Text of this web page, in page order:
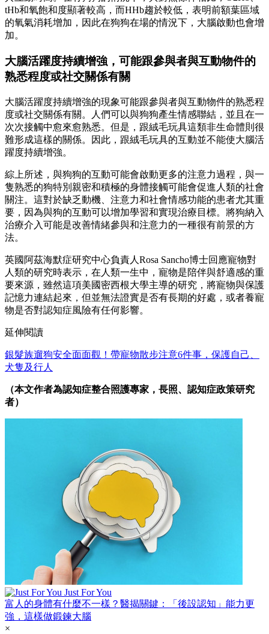
tHb和氧飽和度顯著較高，而HHb趨於較低，表明前額葉區域
的氧氣消耗增加，因此在狗狗在場的情況下，大腦啟動也會增
加。
大腦活躍度持續增強，可能跟參與者與互動物件的
熟悉程度或社交關係有關
大腦活躍度持續增強的現象可能跟參與者與互動物件的熟悉程
度或社交關係有關。人們可以與狗狗產生情感聯結，並且在一
次次接觸中愈來愈熟悉。但是，跟絨毛玩具這類非生命體則很
難形成這樣的關係。因此，跟絨毛玩具的互動並不能使大腦活
躍度持續增強。
綜上所述，與狗狗的互動可能會啟動更多的注意力過程，與一
隻熟悉的狗特別親密和積極的身體接觸可能會促進人類的社會
關注。這對於缺乏動機、注意力和社會情感功能的患者尤其重
要，因為與狗的互動可以增加學習和實現治療目標。將狗納入
治療介入可能是改善情緒參與和注意力的一種很有前景的方
法。
英國阿茲海默症研究中心負責人Rosa Sancho博士回應寵物對
人類的研究時表示，在人類一生中，寵物是陪伴與舒適感的重
要來源，雖然這項美國密西根大學主導的研究，將寵物與保護
記憶力連結起來，但並無法證實是否有長期的好處，或者養寵
物是否對認知症風險有任何影響。
延伸閱讀
銀髮族遛狗安全面面觀！帶寵物散步注意6件事，保護自己、
犬隻及行人
（本文作者為認知症整合照護專家，長照、認知症政策研究
者）
Just For You
富人的身體有什麼不一樣？醫揭關鍵：「後設認知」能力更
強，這樣做鍛鍊大腦
×